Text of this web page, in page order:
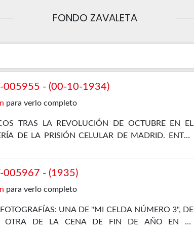
FONDO ZAVALETA
005955 - (00-10-1934)
para verlo completo
TRAS LA REVOLUCIÓN DE OCTUBRE EN EL
DE LA PRISIÓN CELULAR DE MADRID. ENTRE
DÍAZ ALOR
005967 - (1935)
para verlo completo
UNA DE "MI CELDA NÚMERO 3", DE
DE LA CENA DE FIN DE AÑO EN EL